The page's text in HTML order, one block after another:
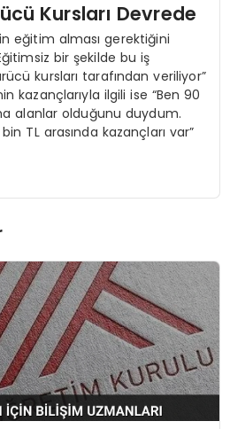
Kursları Devrede
eğitim alması gerektiğini
bir şekilde bu iş
kursları tarafından veriliyor”
kazançlarıyla ilgili ise “Ben 90
alanlar olduğunu duydum.
TL arasında kazançları var”